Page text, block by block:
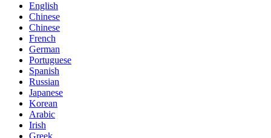
English
Chinese
Chinese
French
German
Portuguese
Spanish
Russian
Japanese
Korean
Arabic
Irish